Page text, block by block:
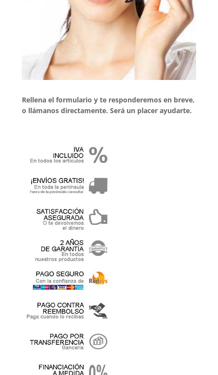
Rellena el formulario y te responderemos en breve,
o llámanos directamente. Será un placer ayudarte.